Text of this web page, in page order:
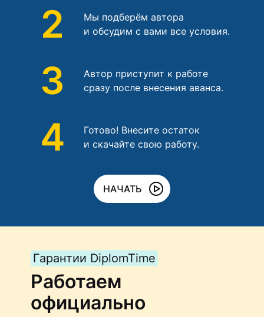
2
Мы подберём автора
и обсудим с вами все условия.
3
Автор приступит к работе
сразу после внесения аванса.
4
Готово! Внесите остаток
и скачайте свою работу.
НАЧАТЬ
Гарантии DiplomTime
Работаем
официально